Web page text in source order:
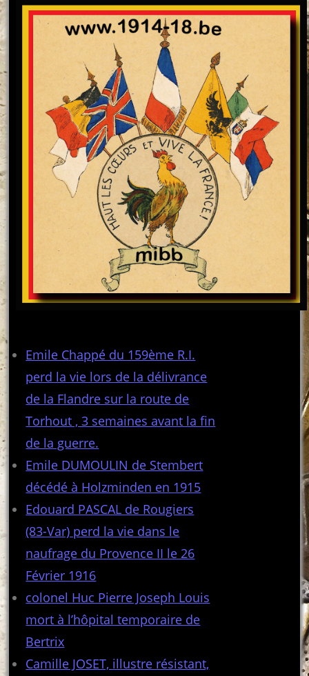
Emile Chappé du 159ème R.I.
perd la vie lors de la délivrance
de la Flandre sur la route de
Torhout , 3 semaines avant la fin
de la guerre.
Emile DUMOULIN de Stembert
décédé à Holzminden en 1915
Edouard PASCAL de Rougiers
(83-Var) perd la vie dans le
naufrage du Provence II le 26
Février 1916
colonel Huc Pierre Joseph Louis
mort à l’hôpital temporaire de
Bertrix
Camille JOSET, illustre résistant,